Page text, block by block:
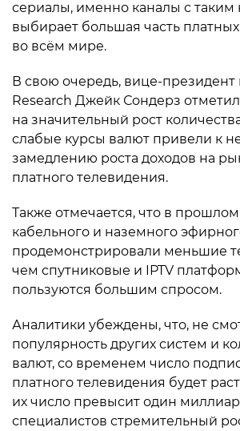
сериалы, именно каналы с таким
выбирает большая часть
во всём мире.
В свою очередь, вице-президент
Research Джейк Сондерз
на значительный рост
слабые курсы валют привели к
замедлению роста доходов на
платного телевидения.
Также отмечается, что в
кабельного и наземного
продемонстрировали меньшие
чем спутниковые и IPTV
пользуются большим спросом.
Аналитики убеждены, что, не
популярность других систем и
валют, со временем число
платного телевидения будет
их число превысит один
специалистов стремительный